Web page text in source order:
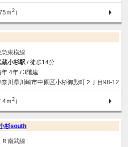
ｍ2 ）
急東横線
蔵小杉駅/ 徒歩14分
年 4年 / 3階建
奈川県川崎市中原区小杉御殿町２丁目98-12
ｍ2 ）
杉south
Ｒ南武線